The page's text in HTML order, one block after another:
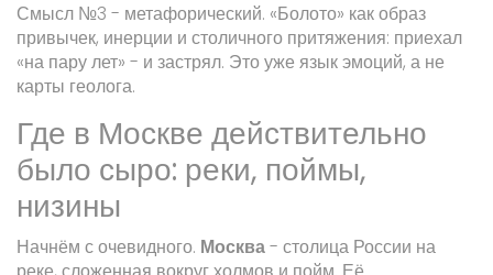
Смысл №3 - метафорический. «Болото» как образ
привычек, инерции и столичного притяжения: приехал
«на пару лет» - и застрял. Это уже язык эмоций, а не
карты геолога.
Где в Москве действительно
было сыро: реки, поймы,
низины
Начнём с очевидного. Москва- столица России на